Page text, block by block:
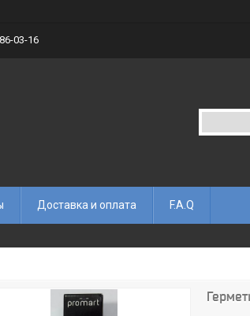
03-16
Доставка и оплата F.A.Q